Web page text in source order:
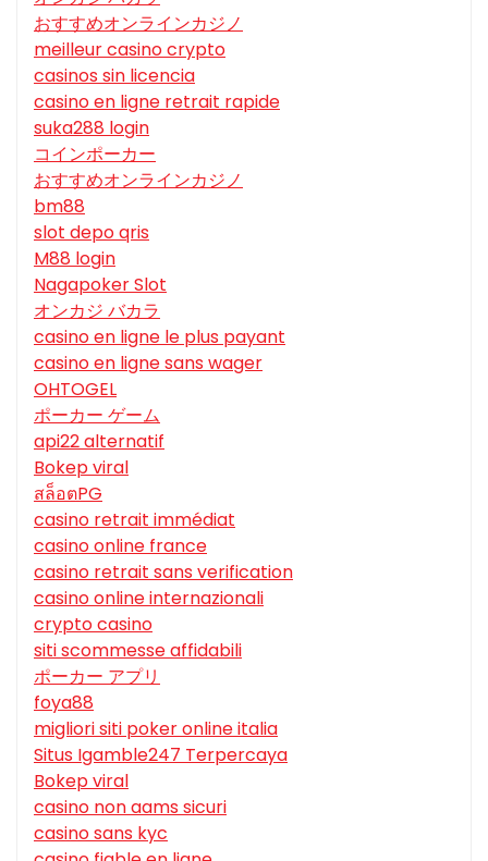
おすすめオンラインカジノ
meilleur casino crypto
casinos sin licencia
casino en ligne retrait rapide
suka288 login
コインポーカー
おすすめオンラインカジノ
bm88
slot depo qris
M88 login
Nagapoker Slot
オンカジ バカラ
casino en ligne le plus payant
casino en ligne sans wager
OHTOGEL
ポーカー ゲーム
api22 alternatif
Bokep viral
สล็อตPG
casino retrait immédiat
casino online france
casino retrait sans verification
casino online internazionali
crypto casino
siti scommesse affidabili
ポーカー アプリ
foya88
migliori siti poker online italia
Situs Igamble247 Terpercaya
Bokep viral
casino non aams sicuri
casino sans kyc